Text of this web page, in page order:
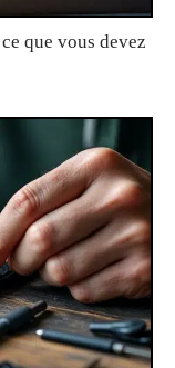
que vous devez